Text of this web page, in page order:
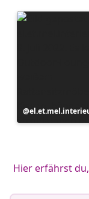
Beitrag
veröffentlicht
Hier erfährst